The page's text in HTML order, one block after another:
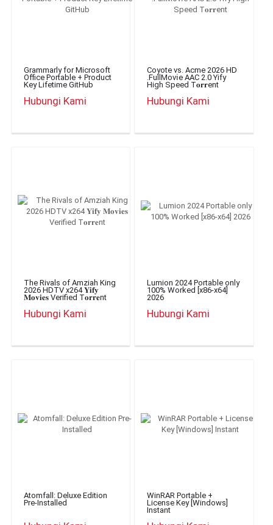
Grammarly for Microsoft
Office Portable + Product
Key Lifetime GitHub
Hubungi Kami
Coyote vs. Acme 2026 HD
.FullMov𝗂e AAC 2.0 Yify
High Speed T𝐨𝐫𝐫ent
Hubungi Kami
The Rivals of Amziah King
2026 HDTV x264 𝐘𝐢𝐟𝐲
𝐌𝐨𝐯𝐢𝐞𝐬 Verified T𝐨𝐫𝐫𝐞nt
Hubungi Kami
Lumion 2024 Portable only
100% Worked [x86-x64]
2026
Hubungi Kami
Atomfall: Deluxe Edition
Pre-Installed
WinRAR Portable +
License Key [Windows]
Instant